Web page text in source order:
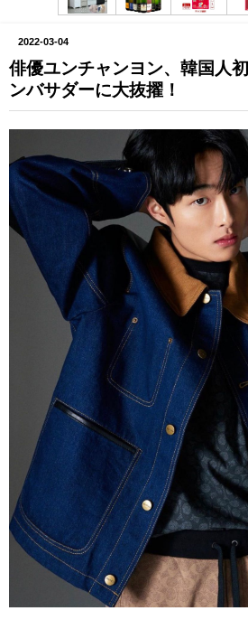
2022-03-04
俳優ユンチャンヨン、韓国人
ンバサダーに大抜擢！